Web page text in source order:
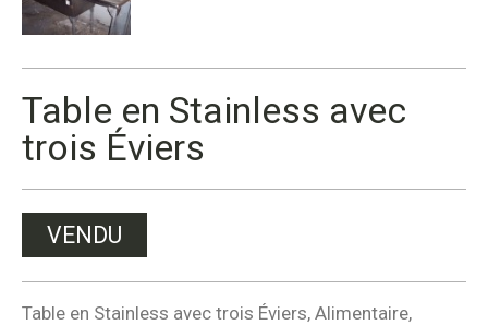
Table en Stainless avec
trois Éviers
VENDU
Table en Stainless avec trois Éviers, Alimentaire,